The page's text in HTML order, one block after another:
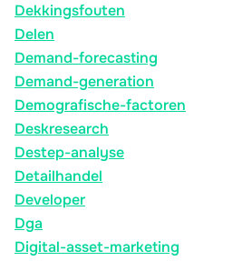
Dekkingsfouten
Delen
Demand-forecasting
Demand-generation
Demografische-factoren
Deskresearch
Destep-analyse
Detailhandel
Developer
Dga
Digital-asset-marketing